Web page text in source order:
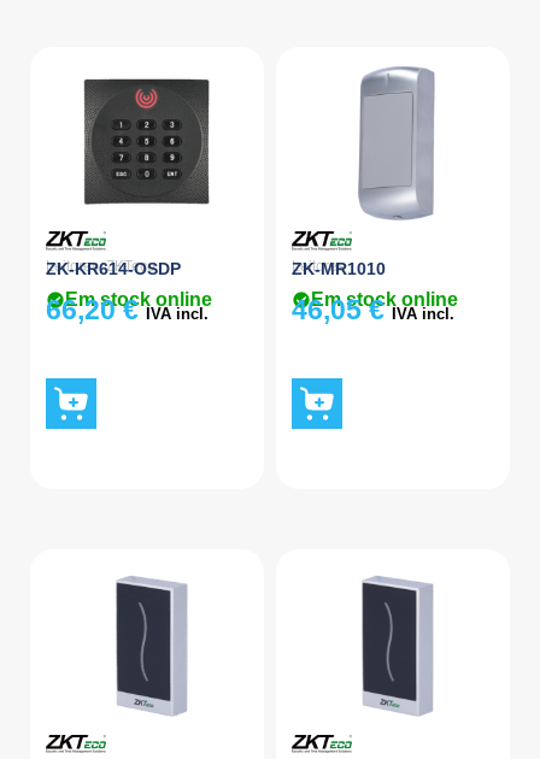
Leitores,ZKTeco
ZK-KR614-OSDP
Em stock online
66,20€ IVA incl.
Leitores
ZK-MR1010
Em stock online
46,05€ IVA incl.